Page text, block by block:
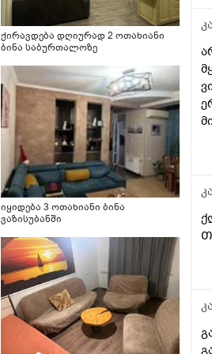
ქირავდება დღიურად 2 ოთახიანი
ბინა საბურთალოზე
იყიდება 3 ოთახიანი ბინა
ვაზისუბანში